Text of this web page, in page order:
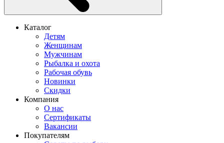
Каталог
Детям
Женщинам
Мужчинам
Рыбалка и охота
Рабочая обувь
Новинки
Скидки
Компания
О нас
Сертификаты
Вакансии
Покупателям